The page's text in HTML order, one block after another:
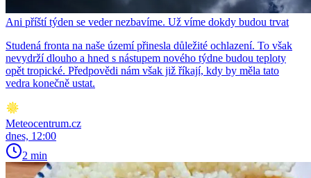
Ani příští týden se veder nezbavíme. Už víme dokdy budou trvat
Studená fronta na naše území přinesla důležité ochlazení. To však
nevydrží dlouho a hned s nástupem nového týdne budou teploty
opět tropické. Předpovědi nám však již říkají, kdy by měla tato
vedra konečně ustat.
Meteocentrum.cz
dnes, 12:00
2 min